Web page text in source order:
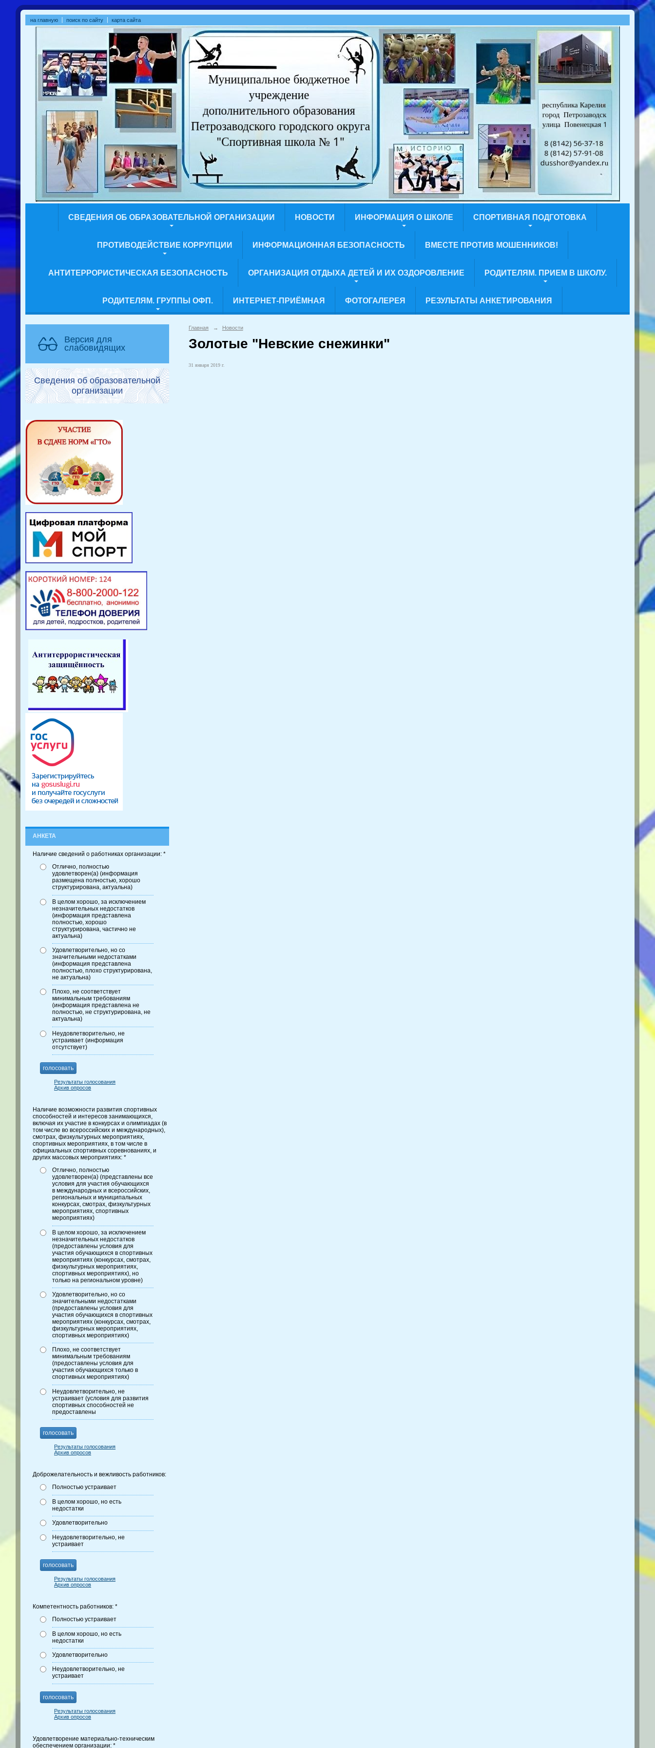
на главную поиск по сайту карта сайта
СВЕДЕНИЯ ОБ ОБРАЗОВАТЕЛЬНОЙ ОРГАНИЗАЦИИ НОВОСТИ ИНФОРМАЦИЯ О ШКОЛЕ СПОРТИВНАЯ ПОДГОТОВКА
ПРОТИВОДЕЙСТВИЕ КОРРУПЦИИ ИНФОРМАЦИОННАЯ БЕЗОПАСНОСТЬ ВМЕСТЕ ПРОТИВ МОШЕННИКОВ!
АНТИТЕРРОРИСТИЧЕСКАЯ БЕЗОПАСНОСТЬ ОРГАНИЗАЦИЯ ОТДЫХА ДЕТЕЙ И ИХ ОЗДОРОВЛЕНИЕ РОДИТЕЛЯМ. ПРИЕМ В ШКОЛУ.
РОДИТЕЛЯМ. ГРУППЫ ОФП. ИНТЕРНЕТ-ПРИЁМНАЯ ФОТОГАЛЕРЕЯ РЕЗУЛЬТАТЫ АНКЕТИРОВАНИЯ
Версия для
слабовидящих
Сведения об образовательной
организации
АНКЕТА
Наличие сведений о работниках организации: *
Отлично, полностью
удовлетворен(а) (информация
размещена полностью, хорошо
структурирована, актуальна)
В целом хорошо, за исключением
незначительных недостатков
(информация представлена
полностью, хорошо
структурирована, частично не
актуальна)
Удовлетворительно, но со
значительными недостатками
(информация представлена
полностью, плохо структурирована,
не актуальна)
Плохо, не соответствует
минимальным требованиям
(информация представлена не
полностью, не структурирована, не
актуальна)
Неудовлетворительно, не
устраивает (информация
отсутствует)
голосовать
Результаты голосования
Архив опросов
Наличие возможности развития спортивных
способностей и интересов занимающихся,
включая их участие в конкурсах и олимпиадах (в
том числе во всероссийских и международных),
смотрах, физкультурных мероприятиях,
спортивных мероприятиях, в том числе в
официальных спортивных соревнованиях, и
других массовых мероприятиях: *
Отлично, полностью
удовлетворен(а) (представлены все
условия для участия обучающихся
в международных и всероссийских,
региональных и муниципальных
конкурсах, смотрах, физкультурных
мероприятиях, спортивных
мероприятиях)
В целом хорошо, за исключением
незначительных недостатков
(предоставлены условия для
участия обучающихся в спортивных
мероприятиях (конкурсах, смотрах,
физкультурных мероприятиях,
спортивных мероприятиях), но
только на региональном уровне)
Удовлетворительно, но со
значительными недостатками
(предоставлены условия для
участия обучающихся в спортивных
мероприятиях (конкурсах, смотрах,
физкультурных мероприятиях,
спортивных мероприятиях)
Плохо, не соответствует
минимальным требованиям
(предоставлены условия для
участия обучающихся только в
спортивных мероприятиях)
Неудовлетворительно, не
устраивает (условия для развития
спортивных способностей не
предоставлены
голосовать
Результаты голосования
Архив опросов
Доброжелательность и вежливость работников:
Полностью устраивает
В целом хорошо, но есть
недостатки
Удовлетворительно
Неудовлетворительно, не
устраивает
голосовать
Результаты голосования
Архив опросов
Компетентность работников: *
Полностью устраивает
В целом хорошо, но есть
недостатки
Удовлетворительно
Неудовлетворительно, не
устраивает
голосовать
Результаты голосования
Архив опросов
Удовлетворение материально-техническим
обеспечением организации: *
Главная → Новости
Золотые "Невские снежинки"
31 января 2019 г.